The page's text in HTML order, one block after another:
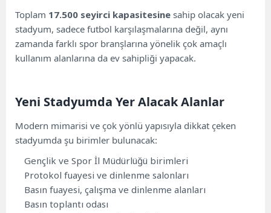
Toplam 17.500 seyirci kapasitesine sahip olacak yeni
stadyum, sadece futbol karşılaşmalarına değil, aynı
zamanda farklı spor branşlarına yönelik çok amaçlı
kullanım alanlarına da ev sahipliği yapacak.
Yeni Stadyumda Yer Alacak Alanlar
Modern mimarisi ve çok yönlü yapısıyla dikkat çeken
stadyumda şu birimler bulunacak:
Gençlik ve Spor İl Müdürlüğü birimleri
Protokol fuayesi ve dinlenme salonları
Basın fuayesi, çalışma ve dinlenme alanları
Basın toplantı odası